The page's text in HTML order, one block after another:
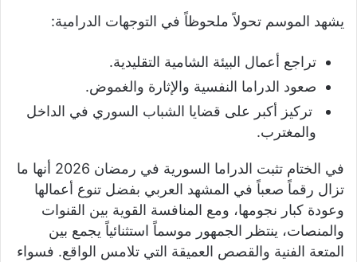
يشهد الموسم تحولاً ملحوظاً في التوجهات الدرامية:
تراجع أعمال البيئة الشامية التقليدية.
صعود الدراما النفسية والإثارة والغموض.
تركيز أكبر على قضايا الشباب السوري في الداخل
والمغترب.
في الختام تثبت الدراما السورية في رمضان 2026 أنها ما
تزال رقماً صعباً في المشهد العربي بفضل تنوع أعمالها
وعودة كبار نجومها، ومع المنافسة القوية بين القنوات
والمنصات، ينتظر الجمهور موسماً استثنائياً يجمع بين
المتعة الفنية والقصص العميقة التي تلامس الواقع. فسواء